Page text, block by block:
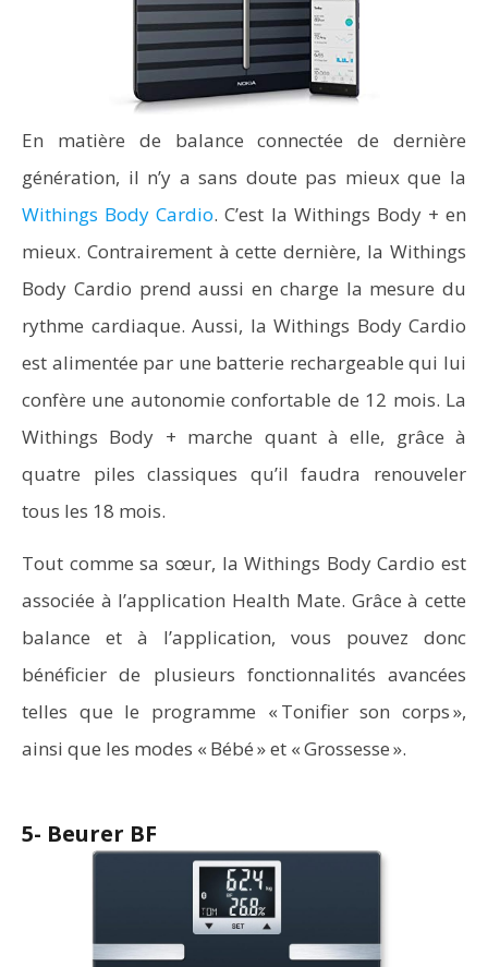
En matière de balance connectée de dernière
génération, il n’y a sans doute pas mieux que la
Withings Body Cardio. C’est la Withings Body + en
mieux. Contrairement à cette dernière, la Withings
Body Cardio prend aussi en charge la mesure du
rythme cardiaque. Aussi, la Withings Body Cardio
est alimentée par une batterie rechargeable qui lui
confère une autonomie confortable de 12 mois. La
Withings Body + marche quant à elle, grâce à
quatre piles classiques qu’il faudra renouveler
tous les 18 mois.
Tout comme sa sœur, la Withings Body Cardio est
associée à l’application Health Mate. Grâce à cette
balance et à l’application, vous pouvez donc
bénéficier de plusieurs fonctionnalités avancées
telles que le programme « Tonifier son corps »,
ainsi que les modes « Bébé » et « Grossesse ».
5- Beurer BF